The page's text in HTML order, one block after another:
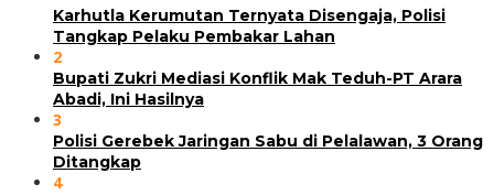
Karhutla Kerumutan Ternyata Disengaja, Polisi
Tangkap Pelaku Pembakar Lahan
2
Bupati Zukri Mediasi Konflik Mak Teduh-PT Arara
Abadi, Ini Hasilnya
3
Polisi Gerebek Jaringan Sabu di Pelalawan, 3 Orang
Ditangkap
4